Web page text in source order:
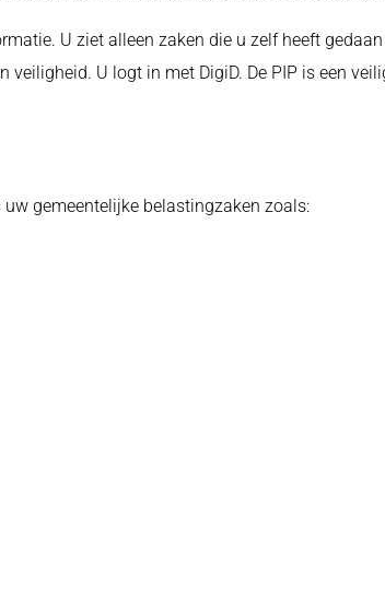
U ziet alleen zaken die u zelf heeft
veiligheid. U logt in met DigiD. De PIP is een
gemeentelijke belastingzaken zoals: